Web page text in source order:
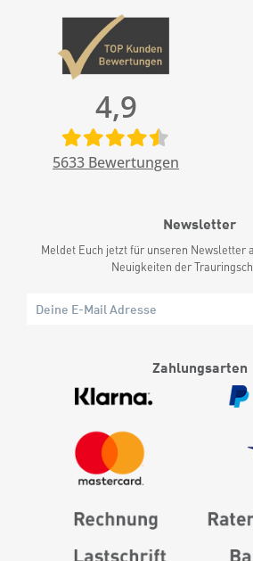
4,9
5633 Bewertungen
Newsletter
Meldet Euch jetzt für unseren Newsletter
Neuigkeiten der
Zahlungsarten